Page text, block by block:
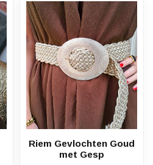
Riem Gevlochten Goud
met Gesp